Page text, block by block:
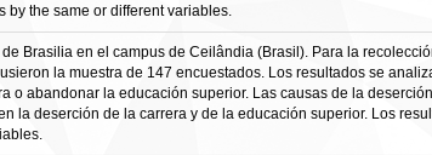
by the same or different variables.
Brasilia en el campus de Ceilândia (Brasil). Para la
la muestra de 147 encuestados. Los resultados se
o abandonar la educación superior. Las causas de la
la deserción de la carrera y de la educación superior. Los